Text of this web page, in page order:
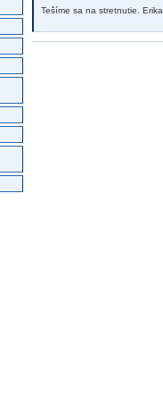
Tešíme sa na stretnutie.